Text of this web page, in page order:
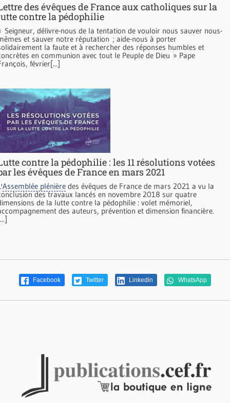
des évêques de France aux catholiques sur la
contre la pédophilie
Seigneur, délivre-nous de la tentation de vouloir nous sauver nous-
et sauver notre réputation ; aide-nous à porter
la faute et à rechercher des réponses humbles et
en communion avec tout le Peuple de Dieu » Pape
février[...]
contre la pédophilie : les 11 résolutions votées
les évêques de France en mars 2021
Assemblée plénière des évêques de France de mars 2021 a vu la
des travaux lancés en novembre 2018 sur quatre
de la lutte contre la pédophilie : volet mémoriel,
des auteurs, prévention et dimension financière.
Facebook Twitter Linkedin WhatsApp